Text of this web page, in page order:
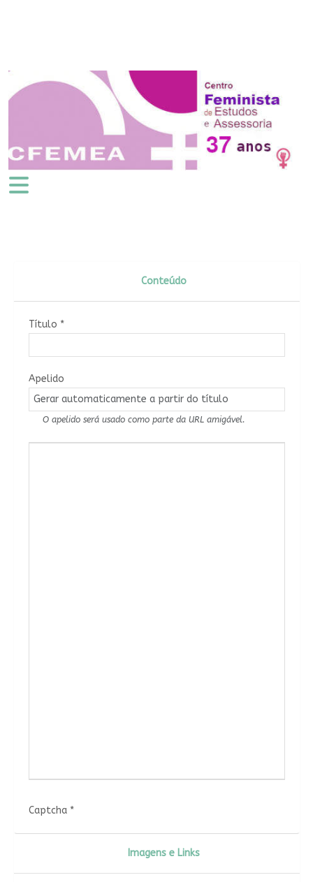
Conteúdo
Título *
Apelido
O apelido será usado como parte da URL amigável.
Captcha*
Imagens e Links